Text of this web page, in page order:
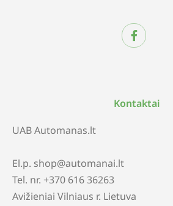
Kontaktai
UAB Automanas.lt
El.p. shop@automanai.lt
Tel. nr. +370 616 36263
Avižieniai Vilniaus r. Lietuva